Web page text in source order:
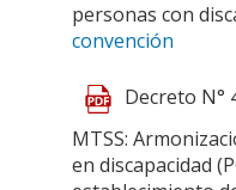
personas con
convención
Decreto N°
MTSS:
en discapacidad